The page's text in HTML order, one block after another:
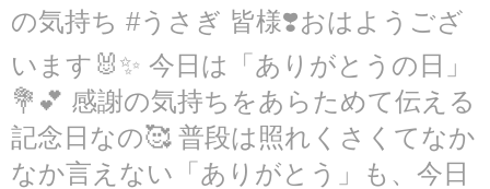
の気持ち #うさぎ 皆様❣️おはようござ
います🐰✨ 今日は「ありがとうの日」
💐💕 感謝の気持ちをあらためて伝える
記念日なの🥰 普段は照れくさくてなか
なか言えない「ありがとう」も、今日